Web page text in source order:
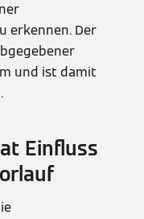
erkennen. Der
und ist damit
Einfluss